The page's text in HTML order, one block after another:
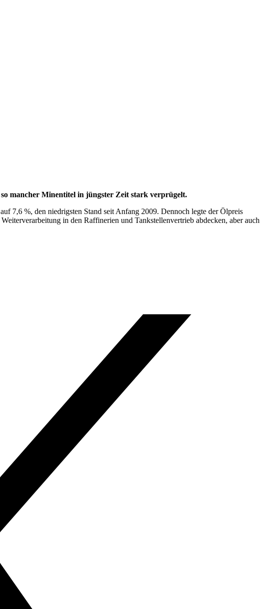
mancher Minentitel in jüngster Zeit stark verprügelt.
7,6 %, den niedrigsten Stand seit Anfang 2009. Dennoch legte der Ölpreis
in den Raffinerien und Tankstellenvertrieb abdecken, aber auch